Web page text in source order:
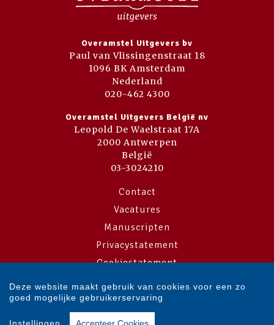
Overamstel Uitgevers bv
Paul van Vlissingenstraat 18
1096 BK Amsterdam
Nederland
020-462 4300
Overamstel Uitgevers België nv
Leopold De Waelstraat 17A
2000 Antwerpen
België
03-3024210
Contact
Vacatures
Manuscripten
Privacystatement
Cookiestatement
Cookie-instellingen
Copyright © 2007-2026 Overamstel Uitgevers - Alle rechten voorbehouden
Deze website maakt gebruik van cookies voor een zo
goed mogelijke gebruikerservaring